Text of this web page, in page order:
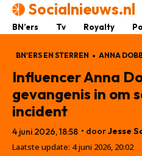
Socialnieuws.nl
BN’ers Tv Royalty
BN'ERS EN STERREN ANNA
Influencer Anna
gevangenis in om
incident
4 juni 2026, 18:58 • doorJesse
Laatste update: 4 juni 2026, 20:02